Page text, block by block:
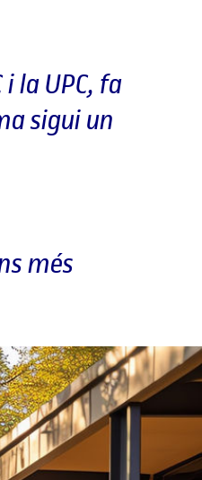
la UPC, fa
sigui un
més